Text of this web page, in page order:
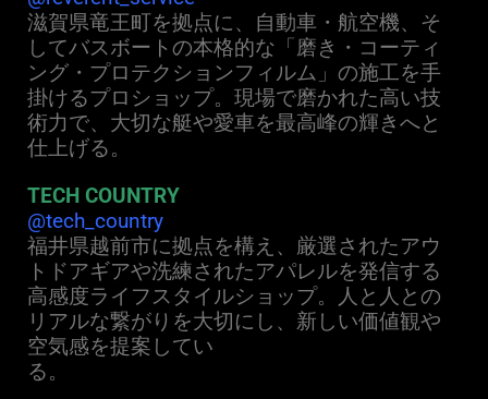
滋賀県竜王町を拠点に、自動車・航空機、そ
してバスボートの本格的な「磨き・コーティ
ング・プロテクションフィ ルム」の施工を手
掛けるプロショップ。現場で磨かれた高い技
術力で、大切な艇や愛車を最高峰の輝きへと
仕上げる。
TECH COUNTRY
@tech_country
福井県越前市に拠点を構え、厳選されたアウ
トドアギアや洗練されたアパレルを発信する
高感度ライフスタイルショップ。人と人との
リアルな繋がりを大切にし、新しい価値観や
空気感を提案してい
る。